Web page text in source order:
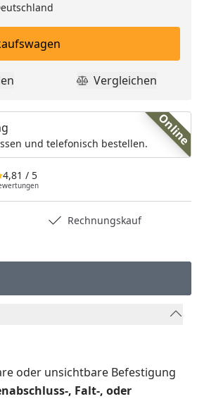
Einkaufswagen legen
Produkt
Vergleichen
Online
und telefonisch bestellen.
4,81 / 5
Rechnungskauf
oder unsichtbare Befestigung
, Falt-, oder